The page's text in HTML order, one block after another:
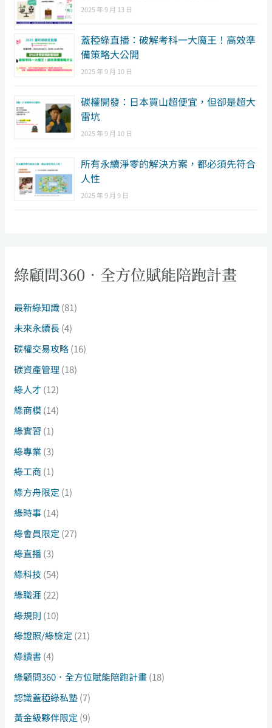
2025 年 9 月 13 日
蓋稏綠直播：破解考科一大魔王！高效準
備策略大公開
2025 年 9 月 10 日
碳權開發：日本買山超便宜，但卻是超大
雷坑
2025 年 9 月 10 日
所有永續淨零的解決方案，都必須先符合
人性
2025 年 9 月 9 日
綠顧問360．全方位賦能陪跑計畫
最新綠知識(81)
未來永續長(4)
碳權交易攻略(16)
碳資產管理 (18)
綠人才 (12)
綠商模(14)
綠實習 (1)
綠專業 (3)
綠工商 (1)
綠方舟限定 (1)
綠時事(14)
綠會員限定 (27)
綠直播(3)
綠科技 (54)
綠職涯(22)
綠規則 (10)
綠證照/綠檢定 (21)
綠讀書(4)
綠顧問360．全方位賦能陪跑計畫(18)
認識蓋稏綠私塾(7)
黃金級夥伴限定 (9)